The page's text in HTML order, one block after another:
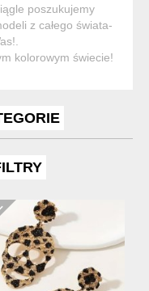
poszukujemy
z całego świata-
kolorowym świecie!